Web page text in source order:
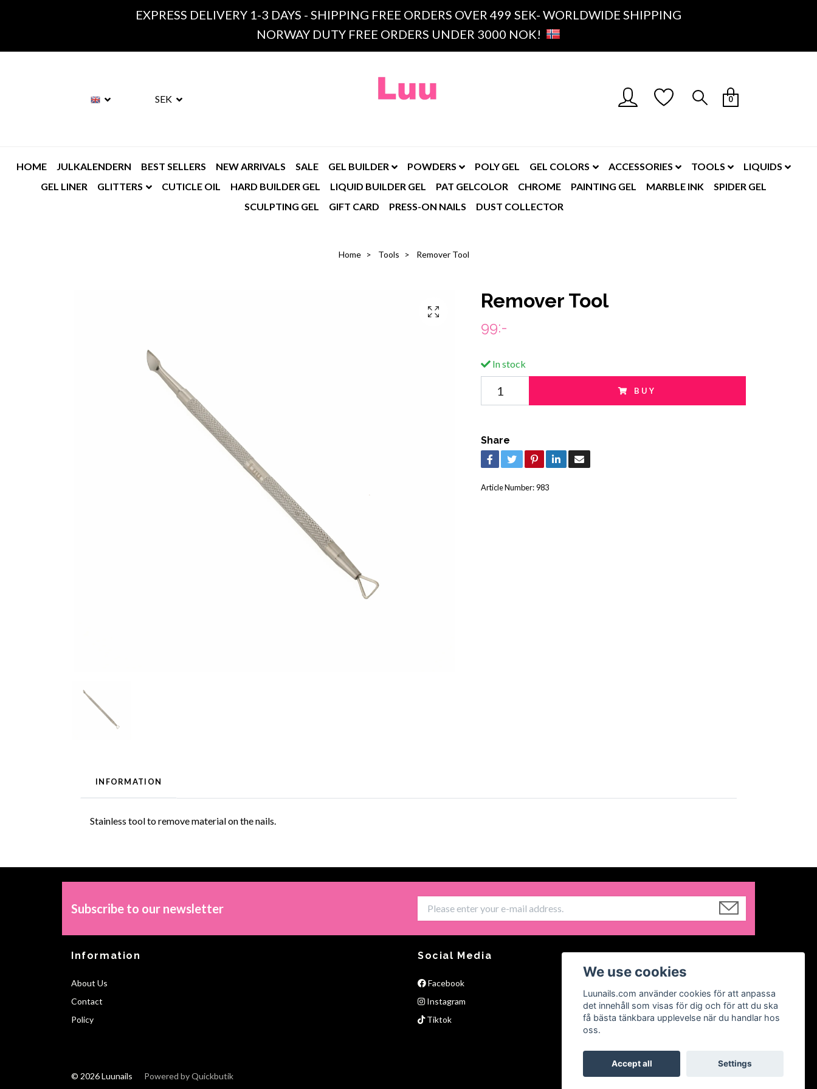
EXPRESS DELIVERY 1-3 DAYS - SHIPPING FREE ORDERS OVER 499 SEK- WORLDWIDE SHIPPING
NORWAY DUTY FREE ORDERS UNDER 3000 NOK!
SEK 0
HOME JULKALENDERN BEST SELLERS NEW ARRIVALS SALE GEL BUILDER POWDERS POLY GEL GEL COLORS ACCESSORIES TOOLS
LIQUIDS
GEL LINER
GLITTERS CUTICLE OIL HARD BUILDER GEL LIQUID BUILDER GEL PAT GELCOLOR CHROME PAINTING GEL MARBLE INK
SPIDER GEL
SCULPTING GEL
GIFT CARD PRESS-ON NAILS DUST COLLECTOR
Home Tools Remover Tool
Remover Tool
99:-
In stock
BUY
Share
Article Number:983
INFORMATION
Stainless tool to remove material on the nails.
Subscribe to our newsletter
Information
About Us
Contact
Policy
Social Media
Facebook
Instagram
Tiktok
© 2026 Luunails Powered by Quickbutik
We use cookies
Luunails.com använder cookies för att anpassa
det innehåll som visas för dig och för att du ska
få bästa tänkbara upplevelse när du handlar hos
oss.
Accept all Settings